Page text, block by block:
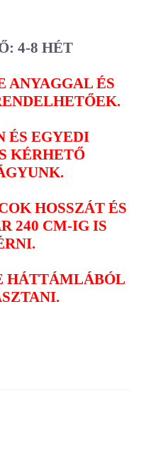
4-8 HÉT
ANYAGGAL ÉS
ÉS EGYEDI
KÉRHETŐ
HOSSZÁT ÉS
240 CM-IG IS
HÁTTÁMLÁBÓL